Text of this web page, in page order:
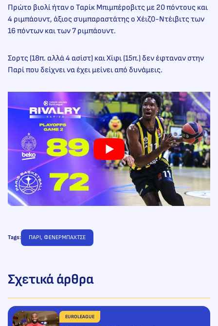
Πρώτο βιολί ήταν ο Ταρίκ Μπιμπέροβιτς με 20 πόντους και
4 ριμπάουντ, άξιος συμπαραστάτης ο Χέιζ0-Ντέιβιτς των
16 πόντων και των 7 ριμπάουντ.
Σορτς (18π. αλλά 4 ασίστ) και Χίφι (15π.) δεν έφταναν στην
Παρί που δείχνει να έχει μείνει από δυνάμεις.
Tags: ΠΑΡΙ, ΦΕΝΕΡΜΠΑΧΤΣΕ
Σχετικά άρθρα
EUROLEAGUE